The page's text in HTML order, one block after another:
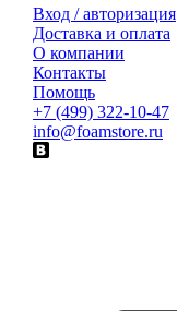
Вход / авторизация
Доставка и оплата
О компании
Контакты
Помощь
+7 (499) 322-10-47
info@foamstore.ru